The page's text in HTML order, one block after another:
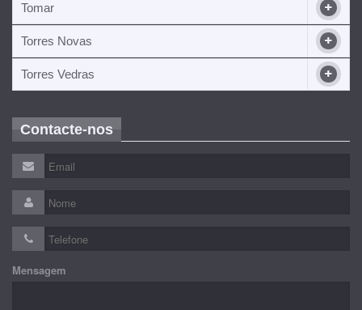
Tomar
Torres Novas
Torres Vedras
Contacte-nos
Mensagem